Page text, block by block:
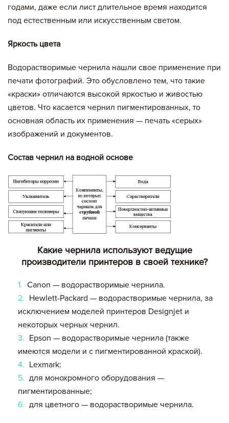
годами, даже если лист длительное время находится
под естественным или искусственным светом.
Яркость цвета
Водорастворимые чернила нашли свое применение при
печати фотографий. Это обусловлено тем, что такие
«краски» отличаются высокой яркостью и живостью
цветов. Что касается чернил пигментированных, то
основная область их применения — печать «серых»
изображений и документов.
Состав чернил на водной основе
Какие чернила используют ведущие
производители принтеров в своей технике?
Canon — водорастворимые чернила.
Hewlett-Packard — водорастворимые чернила, за
исключением моделей принтеров Designjet и
некоторых черных чернил.
Epson — водорастворимые чернила (также
имеются модели и с пигментированной краской).
Lexmark:
для монохромного оборудования —
пигментированные;
для цветного — водорастворимые чернила.
Артикул
Цена,
руб
Кол-во
руб.